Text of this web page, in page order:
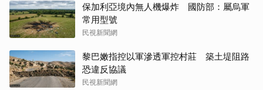
保加利亞境內無人機爆炸 國防部：屬烏軍
常用型號
民視新聞網
黎巴嫩指控以軍滲透軍控村莊 築土堤阻路
恐違反協議
民視新聞網